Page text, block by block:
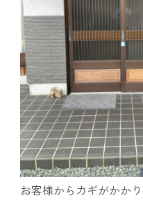
お客様からカギがかか